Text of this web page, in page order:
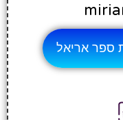
ספר אריאל